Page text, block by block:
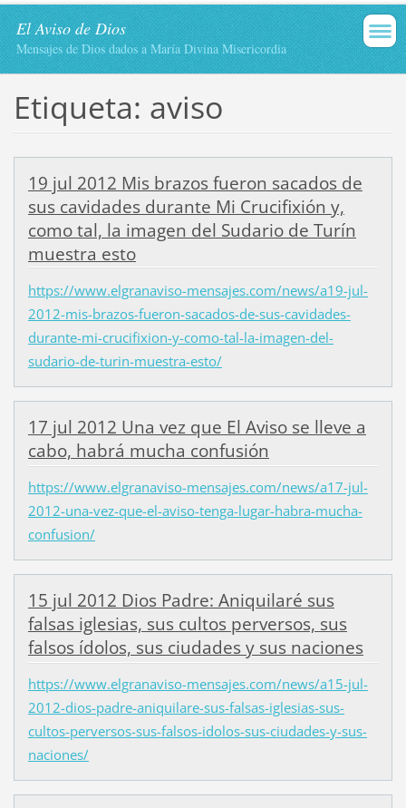
El Aviso de Dios
Mensajes de Dios dados a María Divina Misericordia
Etiqueta: aviso
19 jul 2012 Mis brazos fueron sacados de
sus cavidades durante Mi Crucifixión y,
como tal, la imagen del Sudario de Turín
muestra esto
https://www.elgranaviso-mensajes.com/news/a19-jul-
2012-mis-brazos-fueron-sacados-de-sus-cavidades-
durante-mi-crucifixion-y-como-tal-la-imagen-del-
sudario-de-turin-muestra-esto/
17 jul 2012 Una vez que El Aviso se lleve a
cabo, habrá mucha confusión
https://www.elgranaviso-mensajes.com/news/a17-jul-
2012-una-vez-que-el-aviso-tenga-lugar-habra-mucha-
confusion/
15 jul 2012 Dios Padre: Aniquilaré sus
falsas iglesias, sus cultos perversos, sus
falsos ídolos, sus ciudades y sus naciones
https://www.elgranaviso-mensajes.com/news/a15-jul-
2012-dios-padre-aniquilare-sus-falsas-iglesias-sus-
cultos-perversos-sus-falsos-idolos-sus-ciudades-y-sus-
naciones/